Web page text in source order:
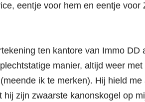
eentje voor hem en eentje
ten kantore van Immo DD
manier, altijd weer
ik te merken). Hij hield
zijn zwaarste kanonskogel op